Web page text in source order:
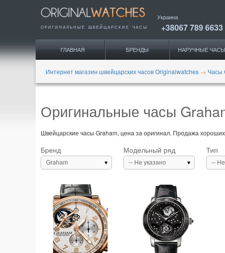
ОРИГИНАЛЬНЫЕ ШВЕЙЦАРСКИЕ ЧАСЫ
Украина
+38067 789 6633
ГЛАВНАЯ БРЕНДЫ НАРУЧНЫЕ ЧАСЫ
Интернет магазин швейцарских часов Originalwatches → Часы
Оригинальные часы
Швейцарские часы Graham, цена за оригинал. Продажа
Бренд
Graham
Модельный ряд
-- Не указано
Тип
-- Не